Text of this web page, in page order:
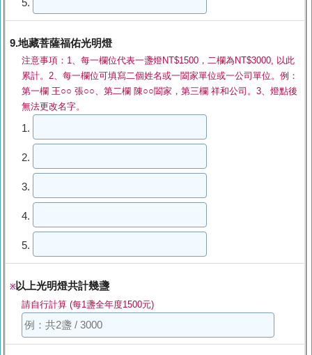
9.地藏菩薩福佑光明燈
注意事項：1、每一欄位代表一盞燈NT$1500，二欄為NT$3000, 以此
累計。2、每一欄位可填寫二個姓名或一闔家單位或一公司單位。例：
第一欄 王○○ 張○○、第二欄 陳○○闔家，第三欄 祥和公司。3、燈點後
無法更改名字。
1.
2.
3.
4.
5.
※以上光明燈共計幾盞
請自行計算 (每1盞全年度1500元)